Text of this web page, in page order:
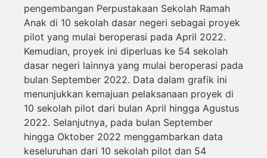
pengembangan Perpustakaan Sekolah Ramah
Anak di 10 sekolah dasar negeri sebagai proyek
pilot yang mulai beroperasi pada April 2022.
Kemudian, proyek ini diperluas ke 54 sekolah
dasar negeri lainnya yang mulai beroperasi pada
bulan September 2022. Data dalam grafik ini
menunjukkan kemajuan pelaksanaan proyek di
10 sekolah pilot dari bulan April hingga Agustus
2022. Selanjutnya, pada bulan September
hingga Oktober 2022 menggambarkan data
keseluruhan dari 10 sekolah pilot dan 54